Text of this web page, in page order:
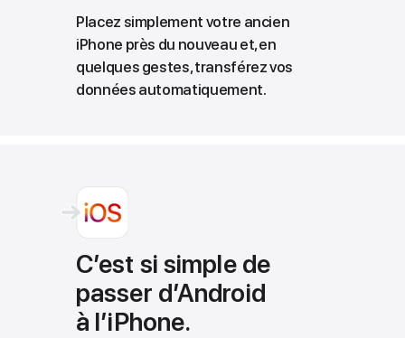
Placez simplement votre ancien
iPhone près du nouveau et, en
quelques gestes, transférez vos
données automatiquement.
C’est si simple de
passer d’Android
à l’iPhone.